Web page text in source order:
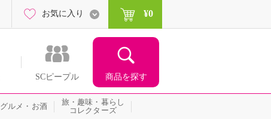
SCピープル 商品を探す
お気に入り ¥0
グルメ・お酒
旅・趣味・暮らし
コレクターズ